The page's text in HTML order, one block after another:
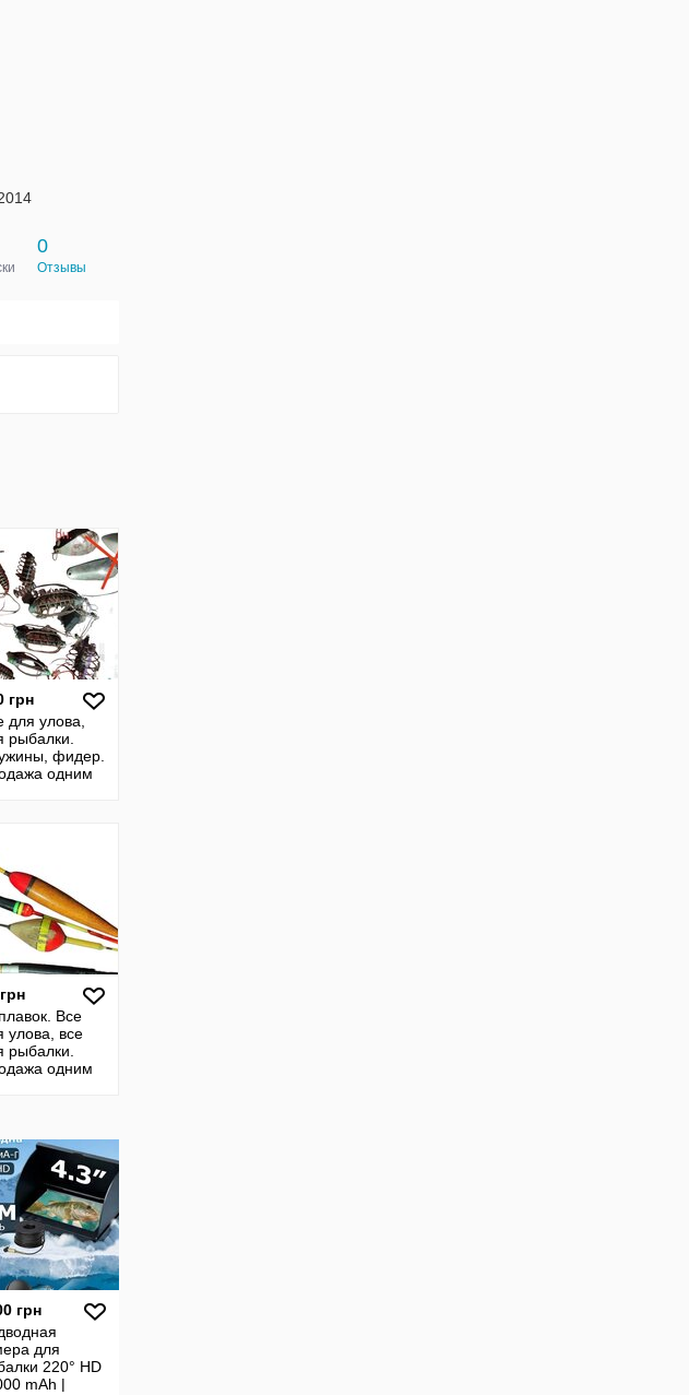
0
Отзывы
грн
для улова,
рыбалки.
фидер.
одним
Все
улова, все
рыбалки.
одним
грн
для
220° HD
mAh |